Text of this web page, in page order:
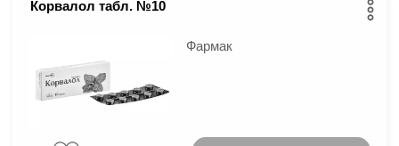
Корвалол табл. №10
Фармак